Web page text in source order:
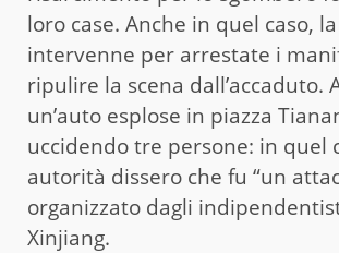
loro case. Anche in quel caso,
intervenne per arrestate i
ripulire la scena dall’accaduto.
un’auto esplose in piazza
uccidendo tre persone: in quel
autorità dissero che fu “un
organizzato dagli
Xinjiang.